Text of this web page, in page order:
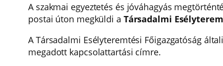
A szakmai egyeztetés és jóváhagyás
postai úton megküldi a Társadalmi
A Társadalmi Esélyteremtési Főigazgatóság
megadott kapcsolattartási címre.